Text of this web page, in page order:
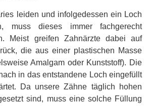
leiden und infolgedessen ein Loch
muss dieses immer fachgerecht
Meist greifen Zahnärzte dabei auf
die aus einer plastischen Masse
Amalgam oder Kunststoff). Die
in das entstandene Loch eingefüllt
Da unsere Zähne täglich hohen
sind, muss eine solche Füllung